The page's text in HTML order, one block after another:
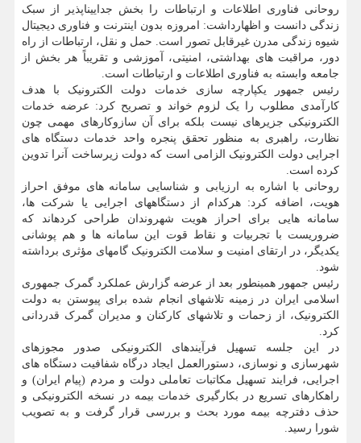
روحانی فناوری اطلاعات و ارتباطات را بخش جدایی‏ناپذیر از سبک
زندگی دانست و اظهارداشت: امروزه بدون اینترنت و فناوری دیجیتال
شیوه زندگی مدرن غیرقابل تصور است. حمل و نقل، ارتباطات از راه
دور، مراقبت های بهداشتی، امنیتی، آموزشی و تقریباً هر بخش از
جامعه وابسته به فناوری اطلاعات و ارتباطات است.
رئیس جمهور یکپارچه‏ سازی خدمات دولت الکترونیک با هدف
کارآمدی مطلوب را یک لزوم خواند و تصریح کرد: عرضه خدمات
الکترونیکی جزیره‏ای نیست بلکه برای آن سازوکارهای مهمی چون
نظارت، راهبری به منظور تحقق پنجره واحد خدمات دستگاه‏ های
اجرایی دولت الکترونیک الزامی است که دولت زیرساخت آنرا تدوین
کرده است.
روحانی با اشاره به ارزیابی و شناسایی سامانه‏ های موفق احراز
هویت، اضافه کرد: هرکدام از دستگاه‏های اجرایی یا شرکت ها،
سامانه ‏هایی برای احراز هویت شهروندان طراحی کرده‏اند که
ضروریست با تجربیات و نقاط قوت این سامانه ‏ها و هم پوشانی
یکدیگر، در ارتقای امنیت و سلامت الکترونیک گام‏های مؤثری برداشته
شود.
رئیس جمهور همینطور بعد از عرضه گزارش عملکرد گمرک جمهوری
اسلامی ایران در زمینه تلاشهای انجام شده برای پیوستن به دولت
الکترونیک، از زحمات و تلاشهای کارکنان و مدیران گمرک قدردانی
کرد.
در این جلسه تسهیل فرآیندهای الکترونیکی صدور مجوزهای
شهرسازی و نوسازی، دستورالعمل ایجاد درگاه شفافیت دستگاه های
اجرایی، فرایند تسهیل مکاتبات تعاملی دولت و مردم (پیام ایران) و
راهکارهای تسریع در بکارگیری خدمات بیمه در نسخه الکترونیکی و
حذف دفترچه بیمه مورد بحث و بررسی قرار گرفت و به تصویب
شورا رسید.